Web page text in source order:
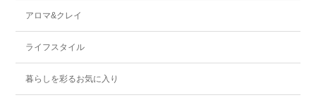
アロマ&クレイ
ライフスタイル
暮らしを彩るお気に入り